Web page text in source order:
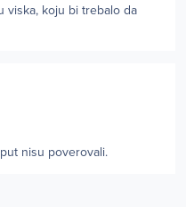
viska, koju bi trebalo da
nisu poverovali.